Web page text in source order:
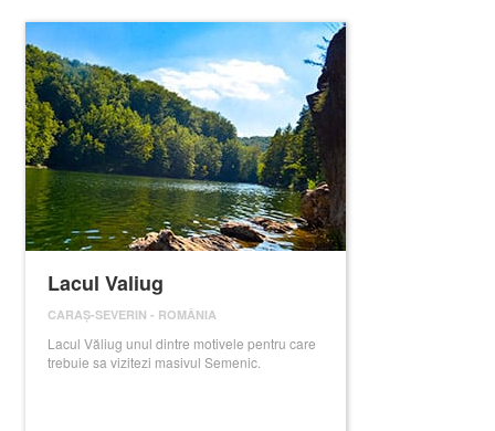
Lacul Valiug
CARAȘ-SEVERIN - ROMÂNIA
Lacul Văliug unul dintre motivele pentru care
trebuie sa vizitezi masivul Semenic.